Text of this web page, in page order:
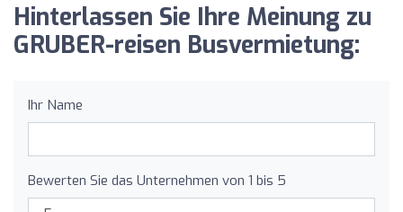
Hinterlassen Sie Ihre Meinung zu
GRUBER-reisen Busvermietung:
Ihr Name
Bewerten Sie das Unternehmen von 1 bis 5